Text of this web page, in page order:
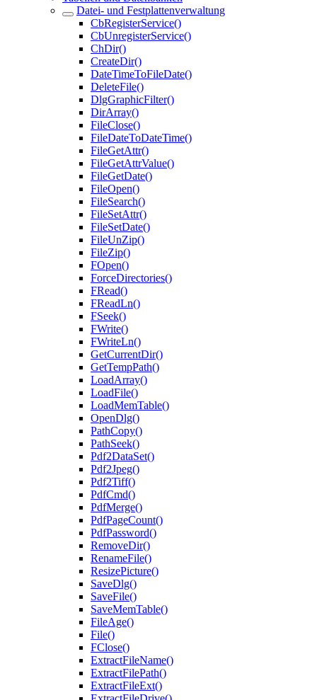
Datei- und Festplattenverwaltung
CbRegisterService()
CbUnregisterService()
ChDir()
CreateDir()
DateTimeToFileDate()
DeleteFile()
DlgGraphicFilter()
DirArray()
FileClose()
FileDateToDateTime()
FileGetAttr()
FileGetAttrValue()
FileGetDate()
FileOpen()
FileSearch()
FileSetAttr()
FileSetDate()
FileUnZip()
FileZip()
FOpen()
ForceDirectories()
FRead()
FReadLn()
FSeek()
FWrite()
FWriteLn()
GetCurrentDir()
GetTempPath()
LoadArray()
LoadFile()
LoadMemTable()
OpenDlg()
PathCopy()
PathSeek()
Pdf2DataSet()
Pdf2Jpeg()
Pdf2Tiff()
PdfCmd()
PdfMerge()
PdfPageCount()
PdfPassword()
RemoveDir()
RenameFile()
ResizePicture()
SaveDlg()
SaveFile()
SaveMemTable()
FileAge()
File()
FClose()
ExtractFileName()
ExtractFilePath()
ExtractFileExt()